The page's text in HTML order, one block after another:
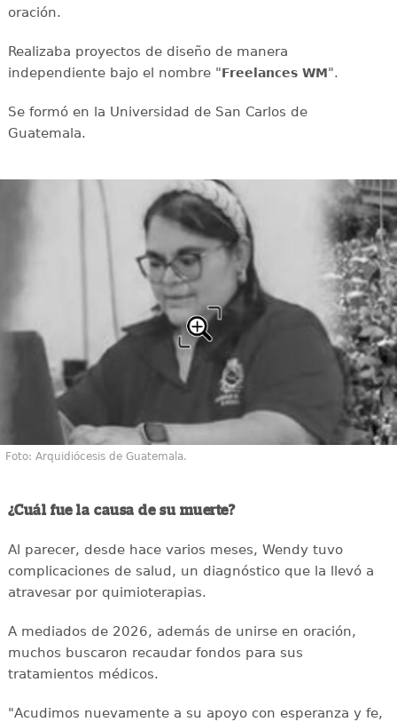
oración.
Realizaba proyectos de diseño de manera
independiente bajo el nombre "Freelances WM".
Se formó en la Universidad de San Carlos de
Guatemala.
Foto: Arquidiócesis de Guatemala.
¿Cuál fue la causa de su muerte?
Al parecer, desde hace varios meses, Wendy tuvo
complicaciones de salud, un diagnóstico que la llevó a
atravesar por quimioterapias.
A mediados de 2026, además de unirse en oración,
muchos buscaron recaudar fondos para sus
tratamientos médicos.
"Acudimos nuevamente a su apoyo con esperanza y fe,